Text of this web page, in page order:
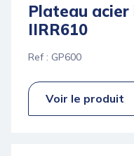
Plateau
IIRR610
Ref : GP600
Voir le produit